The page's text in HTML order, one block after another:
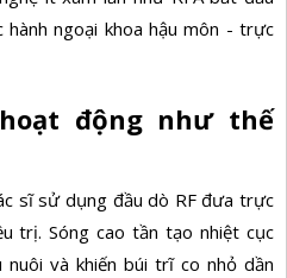
ngoại khoa hậu môn - trực
động như thế
sĩ sử dụng đầu dò RF đưa trực
trị. Sóng cao tần tạo nhiệt cục
nuôi và khiến búi trĩ co nhỏ dần